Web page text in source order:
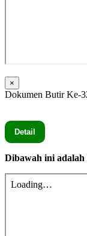
×
Dokumen Butir Ke-
Detail
Dibawah ini